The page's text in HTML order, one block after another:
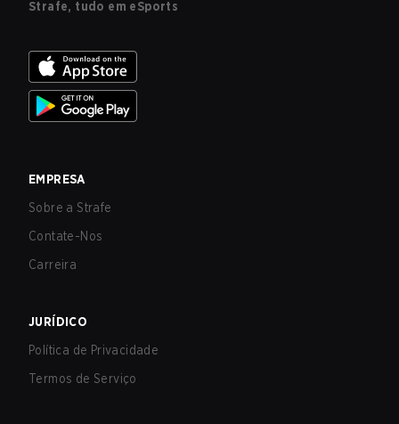
Strafe, tudo em eSports
EMPRESA
Sobre a Strafe
Contate-Nos
Carreira
JURÍDICO
Política de Privacidade
Termos de Serviço